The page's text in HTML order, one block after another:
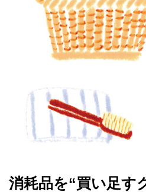
消耗品を“買い足す